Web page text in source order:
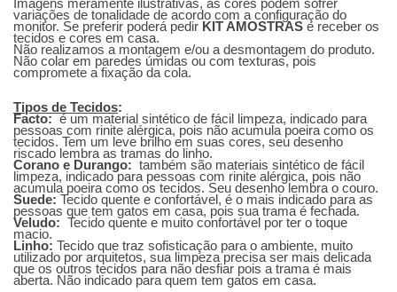
variações de tonalidade de acordo com a configuração do
monitor. Se preferir poderá pedir KIT AMOSTRAS e receber os
tecidos e cores em casa.
Não realizamos a montagem e/ou a desmontagem do produto.
Não colar em paredes úmidas ou com texturas, pois
compromete a fixação da cola.
Tipos de Tecidos:
Facto:é um material sintético de fácil limpeza, indicado para
pessoas com rinite alérgica, pois não acumula poeira como os
tecidos. Tem um leve brilho em suas cores, seu desenho
riscado lembra as tramas do linho.
Corano e Durango: também são materiais sintético de fácil
limpeza, indicado para pessoas com rinite alérgica, pois não
acumula poeira como os tecidos. Seu desenho lembra o couro.
Suede: Tecido quente e confortável, é o mais indicado para as
pessoas que tem gatos em casa, pois sua trama é fechada.
Veludo: Tecido quente e muito confortável por ter o toque
macio.
Linho: Tecido que traz sofisticação para o ambiente, muito
utilizado por arquitetos, sua limpeza precisa ser mais delicada
que os outros tecidos para não desfiar pois a trama é mais
aberta. Não indicado para quem tem gatos em casa.